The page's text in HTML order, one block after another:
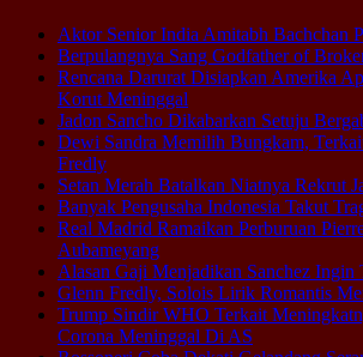
Aktor Senior India Amitabh Bachchan
Berpulangnya Sang Godfather of
Rencana Darurat Disiapkan Amerika
Korut Meninggal
Jadon Sancho Dikabarkan Setuju
Dewi Sandra Memilih Bungkam,
Fredly
Setan Merah Batalkan Niatnya Rekrut
Banyak Pengusaha Indonesia Takut
Real Madrid Ramaikan Perburuan
Aubameyang
Alasan Gaji Menjadikan Sanchez
Glenn Fredly, Solois Lirik Romantis
Trump Sindir WHO Terkait
Corona Meninggal Di AS